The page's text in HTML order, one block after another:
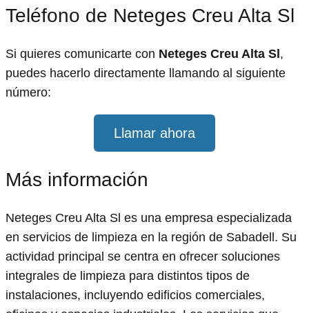
Teléfono de Neteges Creu Alta Sl
Si quieres comunicarte con Neteges Creu Alta Sl ,
puedes hacerlo directamente llamando al siguiente
número:
Llamar ahora
Más información
Neteges Creu Alta Sl es una empresa especializada
en servicios de limpieza en la región de Sabadell. Su
actividad principal se centra en ofrecer soluciones
integrales de limpieza para distintos tipos de
instalaciones, incluyendo edificios comerciales,